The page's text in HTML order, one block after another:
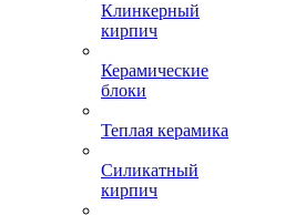
Клинкерный
кирпич
Керамические
блоки
Теплая керамика
Силикатный
кирпич